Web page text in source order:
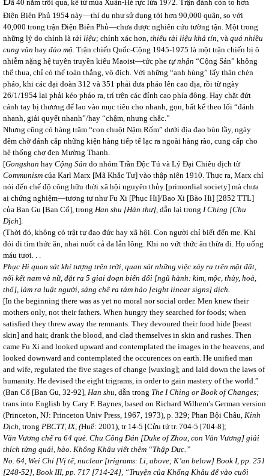
ã 40 năm trôi qua, kể từ mùa Xuân-Hè rực lửa 1972. Trận đánh còn to hơn
Điện Biên Phủ 1954 này—thí dụ như sử dụng tới hơn 90,000 quân, so với
40,000 trong trận Điện Biên Phủ—chưa được nghiên cứu tường tận. Một trong
những lý do chính là tài liệu; chính xác hơn, thiếu tài liệu khả tín, và quá nhiều
cung văn hay đào mộ. Trận chiến Quốc-Cộng 1945-1975 là một trận chiến bị ô
nhiễm nặng hệ tuyên truyền kiểu Maoist—tức phe tự nhận “Cộng Sản” không
thể thua, chỉ có thể toàn thắng, vô địch. Với những “anh hùng” lấy thân chèn
pháo, khi các đại đoàn 312 và 351 phải đưa pháo lên cao địa, rồi từ ngày
26/1/1954 lại phải kéo pháo ra, trí trên các đỉnh cao phía đông. Hay chặt đứt
cánh tay bị thương để lao vào mục tiêu cho nhanh, gọn, bất kể theo lối “đánh
nhanh, giải quyết nhanh”/hay “chậm, nhưng chắc.”
Nhưng cũng có hàng trăm “con chuột Nậm Rốm” dưới địa đạo bùn lầy, ngày
đêm chờ đánh cắp những kiện hàng tiếp tế lạc ra ngoài hàng rào, cung cấp cho
hệ thống chợ đen Mường Thanh.
[Gongshan hay Cộng Sản do nhóm Trần Độc Tú và Lý Đại Chiêu dịch từ
Communism của Karl Marx [Mã Khắc Tư] vào thập niên 1910. Thực ra, Marx chỉ
nói đến chế độ công hữu thời xã hội nguyên thủy [primordial society] mà chưa
ai chứng nghiệm—tương tự như Fu Xi [Phục Hi]/Bao Xi [Bào Hi] [2852 TTL]
của Ban Gu [Ban Cố], trong Han shu [Hán thư], dẫn lại trong I Ching [Chu
Dịch].
(Thời đó, không có trật tự đạo đức hay xã hội. Con người chỉ biết đến mẹ. Khi
đói đi tìm thức ăn, nhai nuốt cả da lẫn lông. Khi no vứt thức ăn thừa đi. Họ uống
máu tươi. . .
Phục Hi quan sát khí tượng trên trời, quan sát những việc xảy ra trên mặt đất,
nối kết nam và nữ, đặt ra 5 giai đoạn biến đổi [ngũ hành: kim, mộc, thủy, hoả,
thổ], làm ra luật người, sáng chế ra tám hào [eight linear signs] dịch.
[In the beginning there was as yet no moral nor social order. Men knew their
mothers only, not their fathers. When hungry they searched for foods; when
satisfied they threw away the remnants. They devoured their food hide [beast
skin] and hair, drank the blood, and clad themselves in skin and rushes. Then
came Fu Xi and looked upward and contemplated the images in the heavens, and
looked downward and contemplated the occurences on earth. He unified man
and wife, regulated the five stages of change [wuxing]; and laid down the laws of
humanity. He devised the eight trigrams, in order to gain mastery of the world.”
(Ban Cố [Ban Gu, 32-92], Han shu, dẫn trong The I Ching or Book of Changes;
trans into English by Cary F. Baynes, based on Richard Wilhem’s German version
(Princeton, NJ: Princeton Univ Press, 1967, 1973), p. 329; Phan Bội Châu, Kinh
Dịch, trong PBCTT, IX, (Huế: 2001), tr 14-5 [Cửu tứ tr. 704-5 [704-8];
Văn Vương chế ra 64 quẻ. Chu Công Đán [Duke of Zhou, con Văn Vương] giải
thích từng quái, hào. Khổng Khâu viết thêm “Thập Dực.”
No. 64, Wei Chi [Vị tế, nuclear [trigrams: Li, above; K’an below] Book I, pp. 251
[248-52], Book III, pp. 717 [714-24], “Truyện của Khổng Khâu để vào cuối